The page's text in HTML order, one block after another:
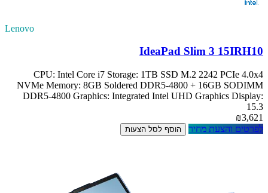
Lenovo
IdeaPad Slim 3 15IRH10
CPU: Intel Core i7 Storage: 1TB SSD M.2 2242 PCIe 4.0x4
NVMe Memory: 8GB Soldered DDR5-4800 + 16GB SODIMM
DDR5-4800 Graphics: Integrated Intel UHD Graphics Display:
15.3
₪3,621
לפרטים והצעת מחיר
הוסף לסל הצעות